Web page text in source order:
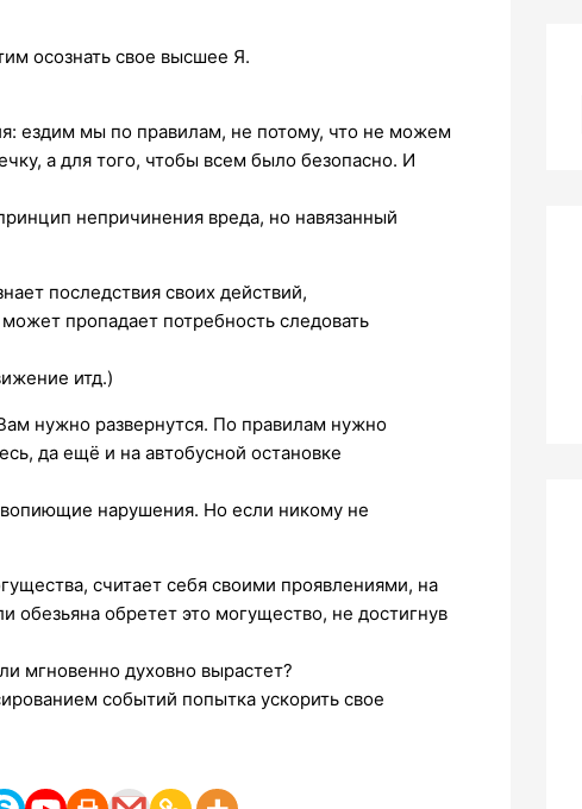
осознать свое высшее Я.
ездим мы по правилам, не потому, что не можем
а для того, чтобы всем было безопасно. И
непричинения вреда, но навязанный
последствия своих действий,
пропадает потребность следовать
итд.)
нужно развернутся. По правилам нужно
да ещё и на автобусной остановке
нарушения. Но если никому не
считает себя своими проявлениями, на
обезьяна обретет это могущество, не достигнув
мгновенно духовно вырастет?
событий попытка ускорить свое